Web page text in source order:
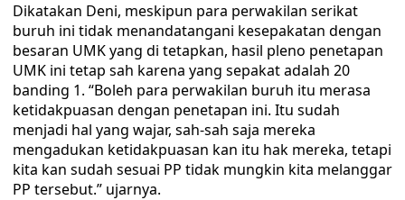
Dikatakan Deni, meskipun para perwakilan serikat
buruh ini tidak menandatangani kesepakatan dengan
besaran UMK yang di tetapkan, hasil pleno penetapan
UMK ini tetap sah karena yang sepakat adalah 20
banding 1. “Boleh para perwakilan buruh itu merasa
ketidakpuasan dengan penetapan ini. Itu sudah
menjadi hal yang wajar, sah-sah saja mereka
mengadukan ketidakpuasan kan itu hak mereka, tetapi
kita kan sudah sesuai PP tidak mungkin kita melanggar
PP tersebut.” ujarnya.